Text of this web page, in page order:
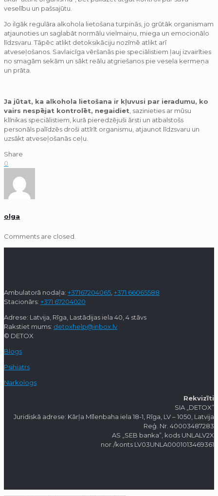
veselību un pašsajūtu.
Jo ilgāk regulāra alkohola lietošana turpinās, jo grūtāk organismam
atjaunoties un saglabāt normālu vielmaiņu, miega un emocionālo
līdzsvaru. Tāpēc atlikt detoksikāciju nozīmē atlikt arī
atveseļošanos. Savlaicīga vēršanās pie speciālistiem ļauj izvairīties
no smagām sekām un sākt reālu atgriešanos pie vesela ķermeņa
un prāta.
Ja jūtat, ka alkohola lietošana ir kļuvusi par ieradumu, ko
vairs nespējat kontrolēt, negaidiet , sazinieties ar mūsu
klīnikas speciālistiem, kurā pieredzējuši ārsti un atbalstošs
personāls palīdzēs droši attīrīt organismu, atjaunot līdzsvaru un
uzsākt atveseļošanās ceļu.
Share
0
olga
Comments are closed.
Ambulatorā nodaļa: +37167204065 +371 66065588
Stacionārs: +371 67204020
Adrese: Latvija, Rīga, Lastādijas iela 40, 4 stāvs
Rakstiet mums: detoxhelp@inbox.lv
© DETOX
Blogs
Psihiatrs
Narkologs
Rekvizīti
SIA „DETOX”
Juridiskā adrese: Kārļa Mīlenbaha iela 18-1, Rīga, LV – 1050, Latvija
Reģ. Nr. 40003487283
AS „SEB banka”, kods UNLALV2X
nor./konts LV03UNLA0001013469361